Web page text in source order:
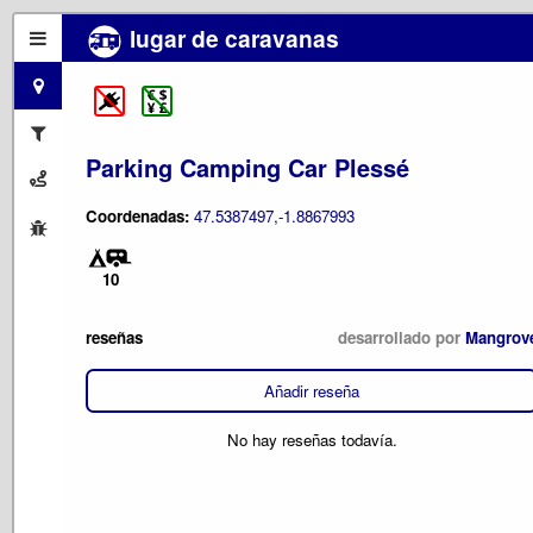
lugar de caravanas
Parking Camping Car Plessé
Coordenadas: 47.5387497,-1.8867993
10
reseñas desarrollado por
Añadir reseña
No hay reseñas todavía.